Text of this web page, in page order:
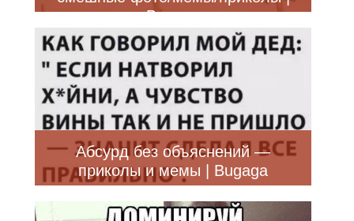
Bugaga
Абсурд без объяснений —
приколы и мемы | Bugaga